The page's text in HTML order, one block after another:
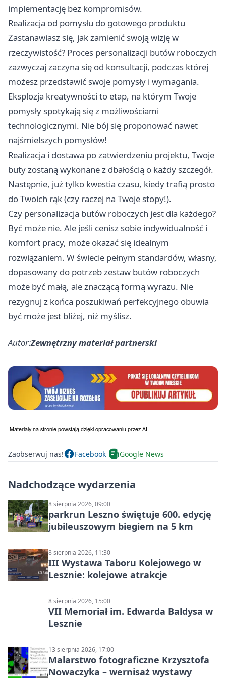
implementację bez kompromisów.
Realizacja od pomysłu do gotowego produktu
Zastanawiasz się, jak zamienić swoją wizję w
rzeczywistość? Proces personalizacji butów roboczych
zazwyczaj zaczyna się od konsultacji, podczas której
możesz przedstawić swoje pomysły i wymagania.
Eksplozja kreatywności to etap, na którym Twoje
pomysły spotykają się z możliwościami
technologicznymi. Nie bój się proponować nawet
najśmielszych pomysłów!
Realizacja i dostawa po zatwierdzeniu projektu, Twoje
buty zostaną wykonane z dbałością o każdy szczegół.
Następnie, już tylko kwestia czasu, kiedy trafią prosto
do Twoich rąk (czy raczej na Twoje stopy!).
Czy personalizacja butów roboczych jest dla każdego?
Być może nie. Ale jeśli cenisz sobie indywidualność i
komfort pracy, może okazać się idealnym
rozwiązaniem. W świecie pełnym standardów, własny,
dopasowany do potrzeb zestaw butów roboczych
może być małą, ale znaczącą formą wyrazu. Nie
rezygnuj z końca poszukiwań perfekcyjnego obuwia
być może jest bliżej, niż myślisz.
Autor:Zewnętrzny materiał partnerski
Zaobserwuj nas! Facebook Google News
Nadchodzące wydarzenia
8 sierpnia 2026, 09:00
parkrun Leszno świętuje 600. edycję
jubileuszowym biegiem na 5 km
8 sierpnia 2026, 11:30
III Wystawa Taboru Kolejowego w
Lesznie: kolejowe atrakcje
8 sierpnia 2026, 15:00
VII Memoriał im. Edwarda Baldysa w
Lesznie
13 sierpnia 2026, 17:00
Malarstwo fotograficzne Krzysztofa
Nowaczyka – wernisaż wystawy